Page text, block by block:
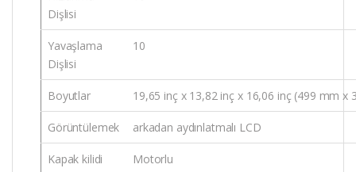
Dişlisi
Yavaşlama
Dişlisi
10
Boyutlar 19,65 inç x 13,82 inç x 16,06 inç (499 mm x
Görüntülemek arkadan aydınlatmalı LCD
Kapak kilidi Motorlu